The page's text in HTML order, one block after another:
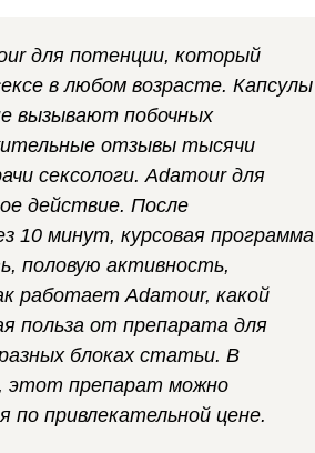
для потенции, который
в любом возрасте. Капсулы
вызывают побочных
отзывы тысячи
сексологи. Adamour для
действие. После
10 минут, курсовая программа
половую активность,
работает Adamour, какой
польза от препарата для
блоках статьи. В
этот препарат можно
по привлекательной цене.